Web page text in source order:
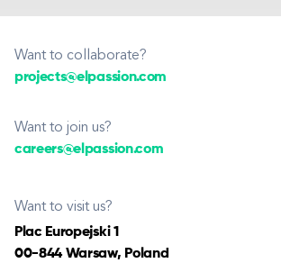
Want to collaborate?
projects@elpassion.com
Want to join us?
careers@elpassion.com
Want to visit us?
Plac Europejski 1
00-844 Warsaw, Poland